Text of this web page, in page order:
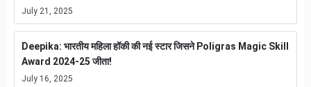
July 21, 2025
Deepika: भारतीय महिला हॉकी की नई स्टार जिसने Poligras Magic Skill
Award 2024-25 जीता!
July 16, 2025